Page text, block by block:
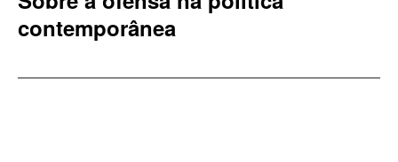
contemporânea